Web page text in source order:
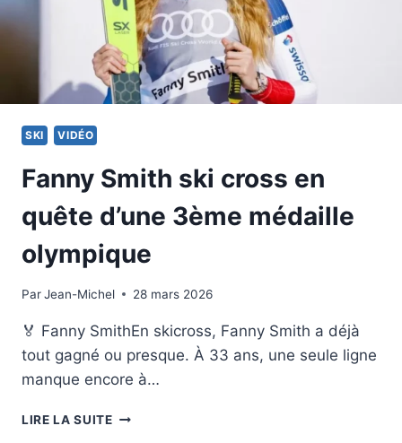
SKI VIDÉO
Fanny Smith ski cross en
quête d’une 3ème médaille
olympique
ParJean-Michel
12 février 2026 28 mars 2026
🏅 Fanny SmithEn skicross, Fanny Smith a déjà
tout gagné ou presque. À 33 ans, une seule ligne
manque encore à…
LIRE LA SUITEFANNY